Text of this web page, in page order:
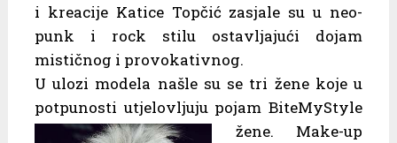
i kreacije Katice Topčić zasjale su u neo-
punk i rock stilu ostavljajući dojam
mističnog i provokativnog.
U ulozi modela našle su se tri žene koje u
potpunosti utjelovljuju pojam BiteMyStyle
žene. Make-up